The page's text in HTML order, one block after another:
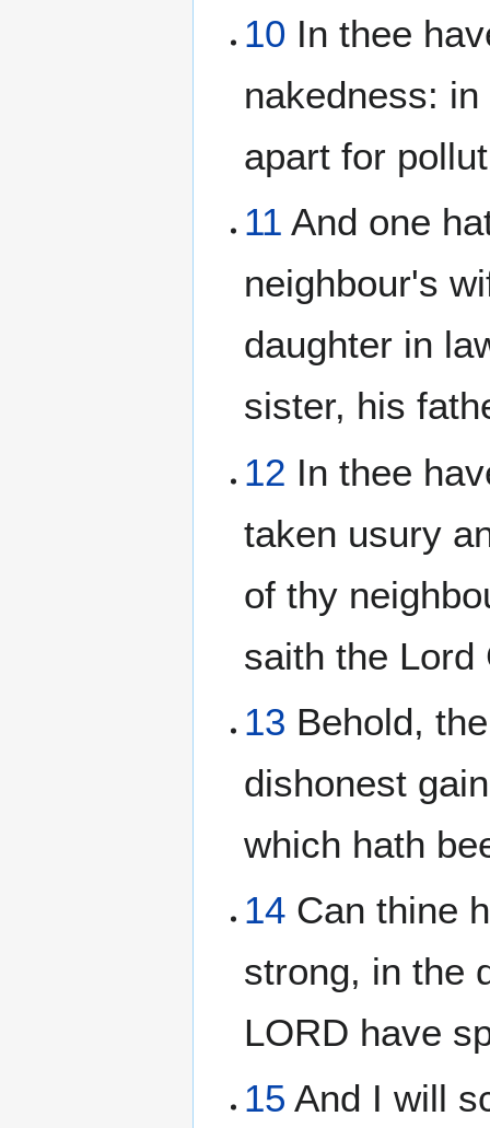
10 In thee
nakedness:
apart for
11 And one
neighbour's
daughter in
sister, his
12 In thee
taken usury
of thy
saith the Lord
13 Behold,
dishonest
which hath
14 Can thine
strong, in the
LORD have
15 And I will